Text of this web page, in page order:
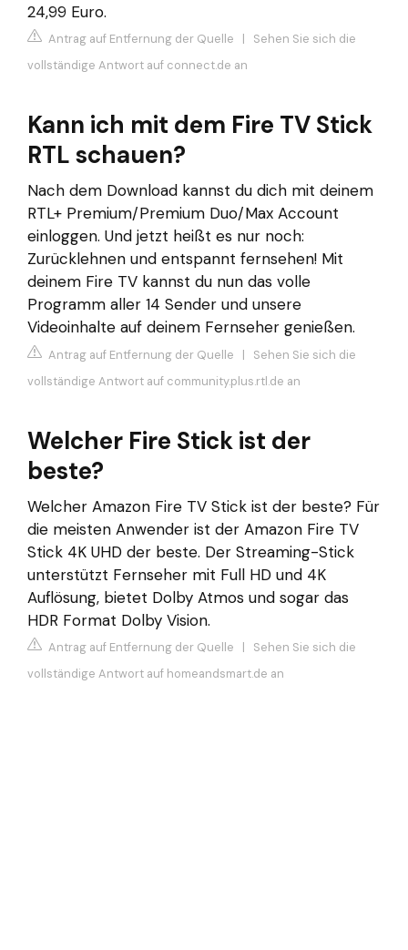
24,99 Euro.
Antrag auf Entfernung der Quelle | Sehen Sie sich die
vollständige Antwort auf connect.de an
Kann ich mit dem Fire TV Stick
RTL schauen?
Nach dem Download kannst du dich mit deinem
RTL+ Premium/Premium Duo/Max Account
einloggen. Und jetzt heißt es nur noch:
Zurücklehnen und entspannt fernsehen! Mit
deinem Fire TV kannst du nun das volle
Programm aller 14 Sender und unsere
Videoinhalte auf deinem Fernseher genießen.
Antrag auf Entfernung der Quelle | Sehen Sie sich die
vollständige Antwort auf community.plus.rtl.de an
Welcher Fire Stick ist der
beste?
Welcher Amazon Fire TV Stick ist der beste? Für
die meisten Anwender ist der Amazon Fire TV
Stick 4K UHD der beste. Der Streaming-Stick
unterstützt Fernseher mit Full HD und 4K
Auflösung, bietet Dolby Atmos und sogar das
HDR Format Dolby Vision.
Antrag auf Entfernung der Quelle | Sehen Sie sich die
vollständige Antwort auf homeandsmart.de an